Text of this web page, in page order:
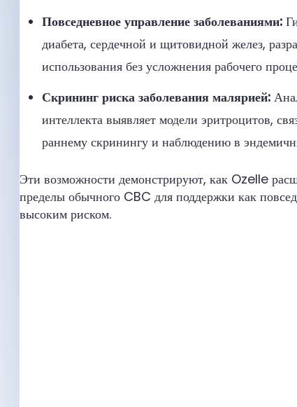
Повседневное управление заболеваниями:
диабета, сердечной и щитовидной желез,
использования без усложнения рабочего
Скрининг риска заболевания малярией:
интеллекта выявляет модели эритроцитов,
раннему скринингу и наблюдению в
Эти возможности демонстрируют, как Ozelle
пределы обычного CBC для поддержки как
высоким риском.